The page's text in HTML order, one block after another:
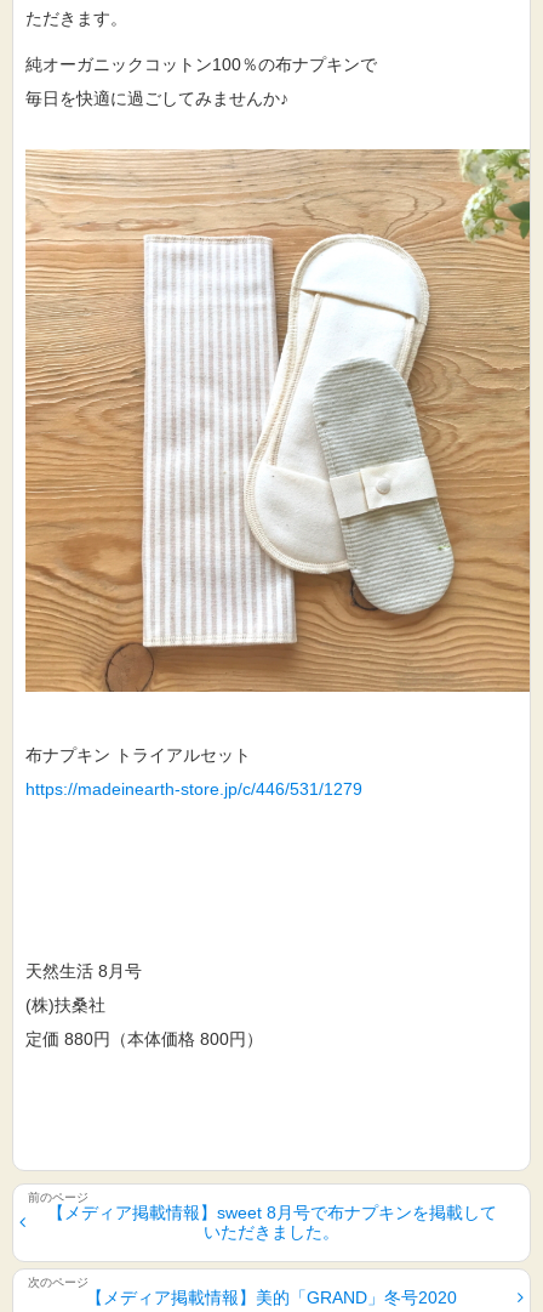
ただきます。
純オーガニックコットン100％の布ナプキンで
毎日を快適に過ごしてみませんか♪
布ナプキン トライアルセット
https://madeinearth-store.jp/c/446/531/1279
天然生活 8月号
(株)扶桑社
定価 880円（本体価格 800円）
【メディア掲載情報】sweet 8月号で布ナプキンを掲載して
いただきました。
【メディア掲載情報】美的「GRAND」冬号2020